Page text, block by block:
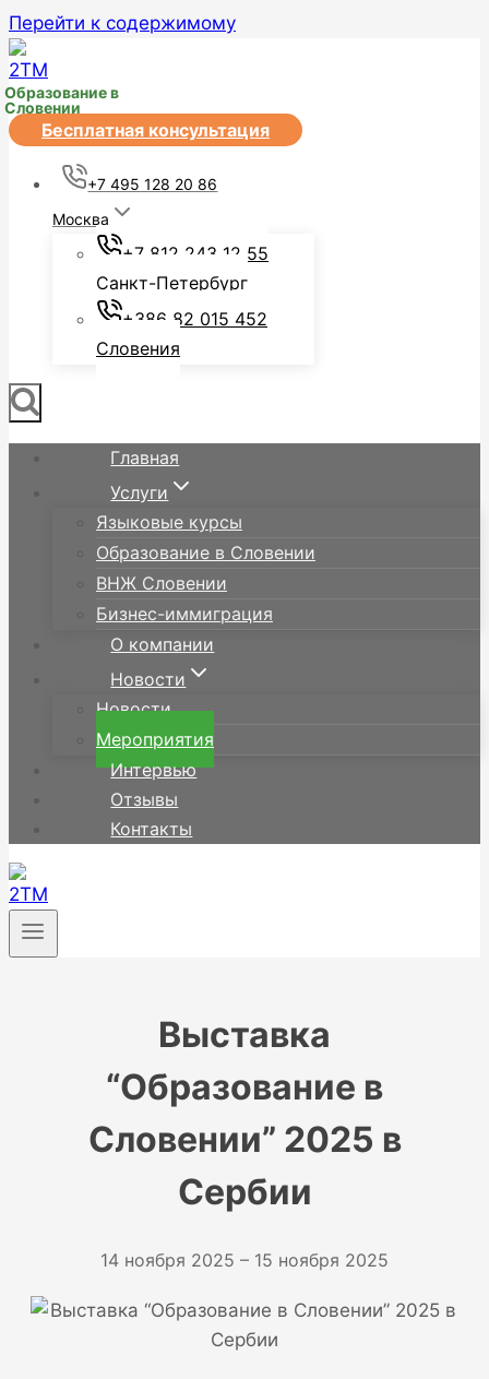
Перейти к содержимому
Образование в
Словении
Бесплатная консультация
+7 495 128 20 86
Москва
+7 812 243 12 55
Санкт-Петербург
+386 82 015 452
Словения
Главная
Услуги
Языковые курсы
Образование в Словении
ВНЖ Словении
Бизнес-иммиграция
О компании
Новости
Новости
Мероприятия
Интервью
Отзывы
Контакты
Выставка
“Образование в
Словении” 2025 в
Сербии
14 ноября 2025 – 15 ноября 2025